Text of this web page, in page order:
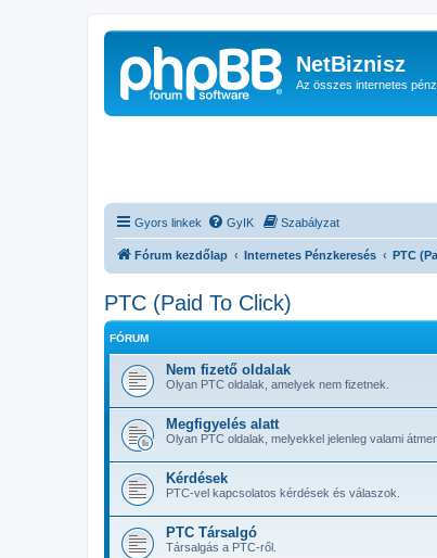
NetBiznisz
Az összes internetes
Gyors linkek GyIK Szabályzat
Fórum kezdőlap Internetes Pénzkeresés PTC
PTC (Paid To Click)
FÓRUM
Nem fizető oldalak
Olyan PTC oldalak, amelyek nem fizetnek.
Megfigyelés alatt
Olyan PTC oldalak, melyekkel jelenleg valami
Kérdések
PTC-vel kapcsolatos kérdések és válaszok.
PTC Társalgó
Társalgás a PTC-ről.